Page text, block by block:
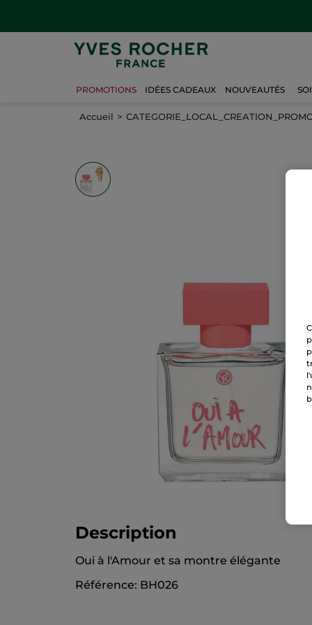
PROMOTIONS IDÉES CADEAUX NOUVEAUTÉS
Accueil
Description
Oui à l'Amour et sa montre élégante
Référence: BH026